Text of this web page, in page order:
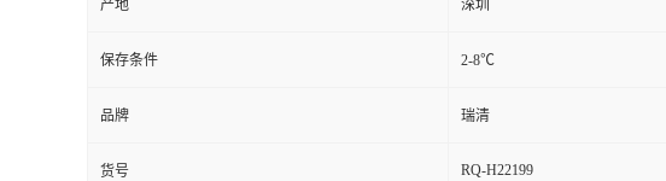
产地 深圳
保存条件 2-8℃
品牌 瑞清
货号 RQ-H22199